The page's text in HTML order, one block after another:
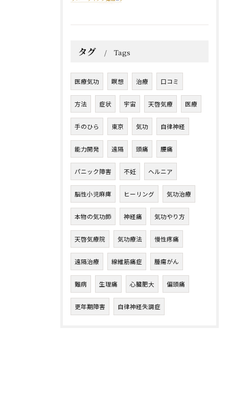
タグ Tags
医療気功 瞑想 治療 口コミ
方法 症状 宇宙 天啓気療 医療
手のひら 東京 気功 自律神経
能力開発 遠隔 頭痛 腰痛
パニック障害 不妊 ヘルニア
脳性小児麻痺 ヒーリング 気功治療
本物の気功師 神経痛 気功やり方
天啓気療院 気功療法 慢性疼痛
遠隔治療 線維筋痛症 腫瘍がん
難病 生理痛 心臓肥大 偏頭痛
更年期障害 自律神経失調症